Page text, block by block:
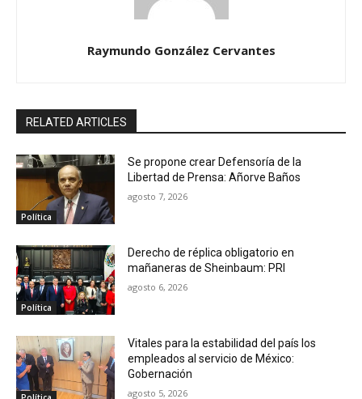
Raymundo González Cervantes
RELATED ARTICLES
Política
Se propone crear Defensoría de la
Libertad de Prensa: Añorve Baños
agosto 7, 2026
Política
Derecho de réplica obligatorio en
mañaneras de Sheinbaum: PRI
agosto 6, 2026
Vitales para la estabilidad del país los
empleados al servicio de México:
Gobernación
agosto 5, 2026